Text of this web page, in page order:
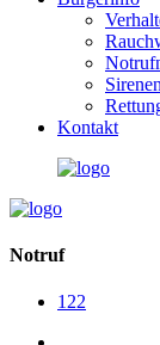
Kontakt
Notruf
122